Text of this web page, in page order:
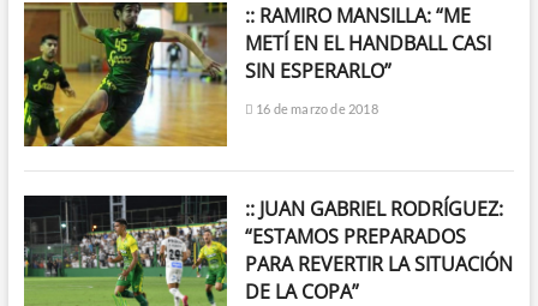
:: RAMIRO MANSILLA: “ME
METÍ EN EL HANDBALL CASI
SIN ESPERARLO”
16 de marzo de 2018
:: JUAN GABRIEL RODRÍGUEZ:
“ESTAMOS PREPARADOS
PARA REVERTIR LA SITUACIÓN
DE LA COPA”